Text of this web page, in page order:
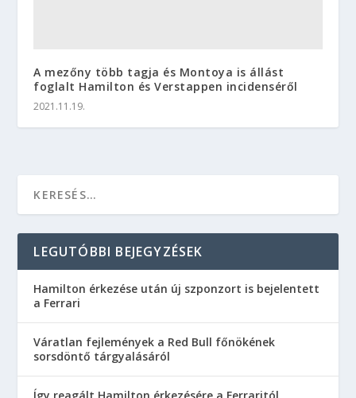
A mezőny több tagja és Montoya is állást
foglalt Hamilton és Verstappen incidenséről
2021.11.19.
LEGUTÓBBI BEJEGYZÉSEK
Hamilton érkezése után új szponzort is bejelentett
a Ferrari
Váratlan fejlemények a Red Bull főnökének
sorsdöntő tárgyalásáról